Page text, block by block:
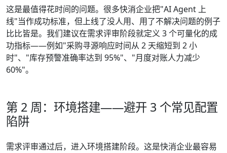
这是最值得花时间的问题。很多快消企业把"AI Agent 上
线"当作成功标准，但上线了没人用、用了不解决问题的例子
比比皆是。我们建议在需求评审阶段就定义 3 个可量化的成
功指标——例如"采购寻源响应时间从 2 天缩短到 2 小
时"、"库存预警准确率达到 95%"、"月度对账人力减少
60%"。
第 2 周：环境搭建——避开 3 个常见配置
陷阱
需求评审通过后，进入环境搭建阶段。这是快消企业最容易